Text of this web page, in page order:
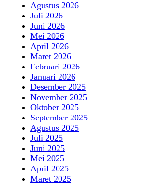
Agustus 2026
Juli 2026
Juni 2026
Mei 2026
April 2026
Maret 2026
Februari 2026
Januari 2026
Desember 2025
November 2025
Oktober 2025
September 2025
Agustus 2025
Juli 2025
Juni 2025
Mei 2025
April 2025
Maret 2025